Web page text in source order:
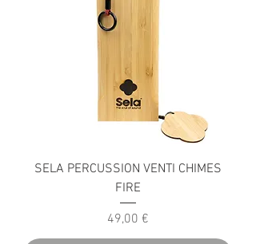
SELA PERCUSSION VENTI CHIMES
FIRE
Prix
49,00 €